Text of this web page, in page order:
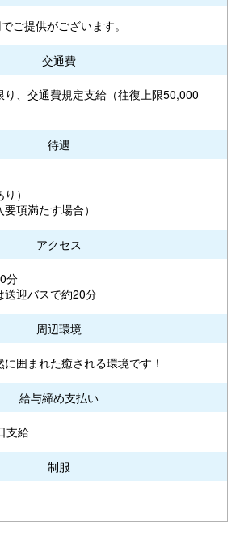
ご提供がございます。
交通費
、交通費規定支給（往復上限50,000
待遇
）
項満たす場合）
アクセス
分
送迎バスで約20分
周辺環境
囲まれた癒される環境です！
給与締め支払い
支給
制服